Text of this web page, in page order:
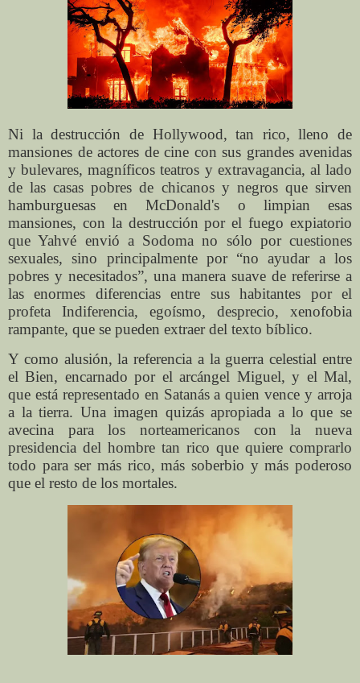
Ni la destrucción de Hollywood, tan rico, lleno de
mansiones de actores de cine con sus grandes avenidas
y bulevares, magníficos teatros y extravagancia, al lado
de las casas pobres de chicanos y negros que sirven
hamburguesas en McDonald's o limpian esas
mansiones, con la destrucción por el fuego expiatorio
que Yahvé envió a Sodoma no sólo por cuestiones
sexuales, sino principalmente por “no ayudar a los
pobres y necesitados”, una manera suave de referirse a
las enormes diferencias entre sus habitantes por el
profeta Indiferencia, egoísmo, desprecio, xenofobia
rampante, que se pueden extraer del texto bíblico.
Y como alusión, la referencia a la guerra celestial entre
el Bien, encarnado por el arcángel Miguel, y el Mal,
que está representado en Satanás a quien vence y arroja
a la tierra. Una imagen quizás apropiada a lo que se
avecina para los norteamericanos con la nueva
presidencia del hombre tan rico que quiere comprarlo
todo para ser más rico, más soberbio y más poderoso
que el resto de los mortales.